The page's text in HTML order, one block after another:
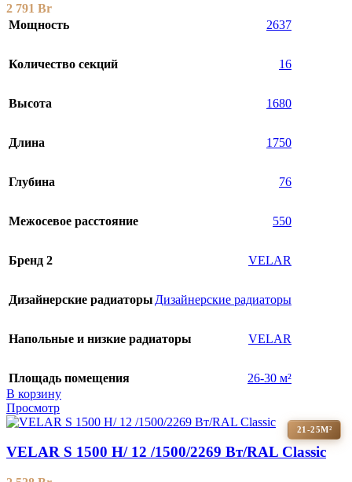
2 791 Br
Мощность
2637
Количество секций 16
Высота 1680
Длина 1750
Глубина 76
Межосевое расстояние 550
Бренд 2 VELAR
Дизайнерские радиаторы Дизайнерские радиаторы
Напольные и низкие радиаторы VELAR
Площадь помещения
26-30 м²
В корзину
Просмотр
21-25М²
VELAR S 1500 H/ 12 /1500/2269 Вт/RAL Classic